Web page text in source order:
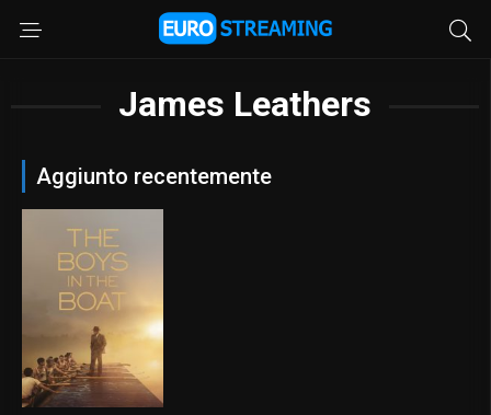
James Leathers
Aggiunto recentemente